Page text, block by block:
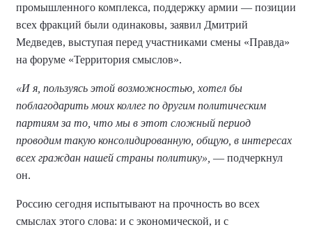
промышленного комплекса, поддержку армии — позиции
всех фракций были одинаковы, заявил Дмитрий
Медведев, выступая перед участниками смены «Правда»
на форуме «Территория смыслов».
«И я, пользуясь этой возможностью, хотел бы
поблагодарить моих коллег по другим политическим
партиям за то, что мы в этот сложный период
проводим такую консолидированную, общую, в интересах
всех граждан нашей страны политику», — подчеркнул
он.
Россию сегодня испытывают на прочность во всех
смыслах этого слова: и с экономической, и с